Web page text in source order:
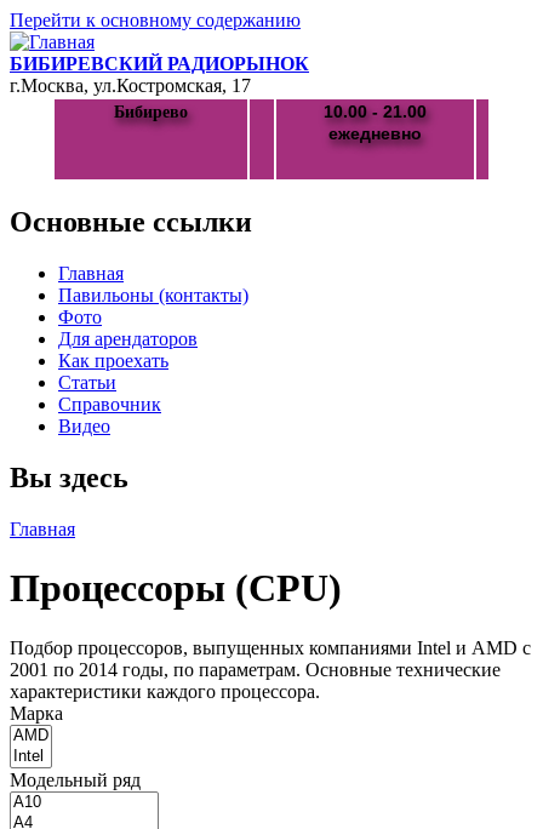
Перейти к основному содержанию
БИБИРЕВСКИЙ РАДИОРЫНОК
г.Москва, ул.Костромская, 17
Бибирево
10.00 - 21.00
ежедневно
Основные ссылки
Главная
Павильоны (контакты)
Фото
Для арендаторов
Как проехать
Статьи
Справочник
Видео
Вы здесь
Главная
Процессоры (CPU)
Подбор процессоров, выпущенных компаниями Intel и AMD с
2001 по 2014 годы, по параметрам. Основные технические
характеристики каждого процессора.
Марка
Модельный ряд